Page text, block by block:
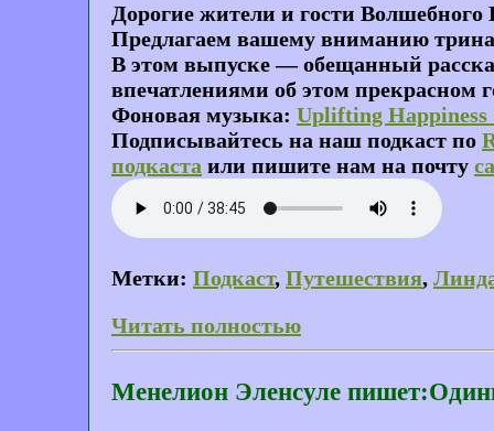
Дорогие жители и гости Волшебного
Предлагаем вашему вниманию
В этом выпуске — обещанный
впечатлениями об этом прекрасном
Фоновая музыка: Uplifting
Подписывайтесь на наш подкаст по
подкаста или пишите нам на почту
Метки: Подкаст, Путешествия,
Читать полностью
Менелион Эленсуле